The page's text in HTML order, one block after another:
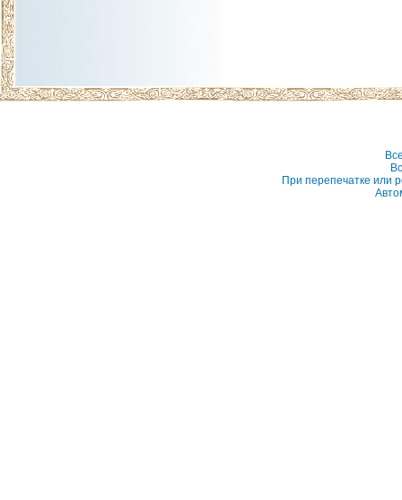
При перепечатке или